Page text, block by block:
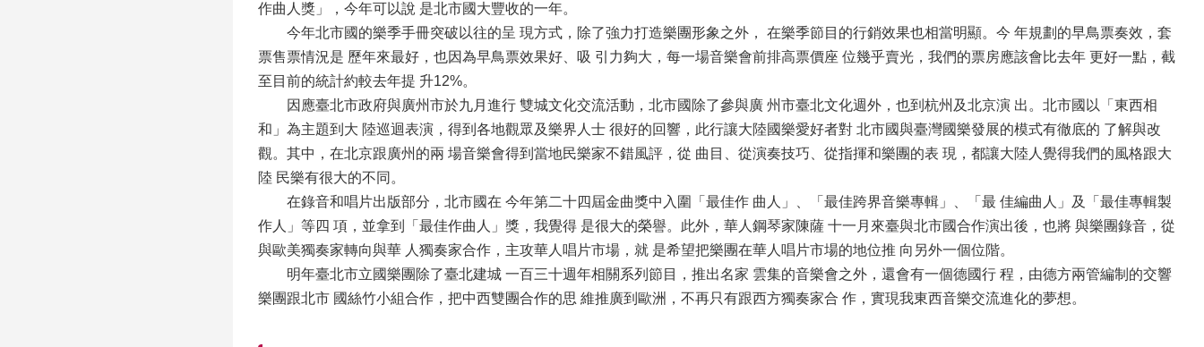
作曲人獎」，今年可以說 是北市國大豐收的一年。
今年北市國的樂季手冊突破以往的呈 現方式，除了強力打造樂團形象之外， 在樂季節目的行銷效果也相當明顯。今 年規劃的早鳥票奏效，套
票售票情況是 歷年來最好，也因為早鳥票效果好、吸 引力夠大，每一場音樂會前排高票價座 位幾乎賣光，我們的票房應該會比去年 更好一點，截
至目前的統計約較去年提 升12%。
因應臺北市政府與廣州市於九月進行 雙城文化交流活動，北市國除了參與廣 州市臺北文化週外，也到杭州及北京演 出。北市國以「東西相
和」為主題到大 陸巡迴表演，得到各地觀眾及樂界人士 很好的回響，此行讓大陸國樂愛好者對 北市國與臺灣國樂發展的模式有徹底的 了解與改
觀。其中，在北京跟廣州的兩 場音樂會得到當地民樂家不錯風評，從 曲目、從演奏技巧、從指揮和樂團的表 現，都讓大陸人覺得我們的風格跟大
陸 民樂有很大的不同。
在錄音和唱片出版部分，北市國在 今年第二十四屆金曲獎中入圍「最佳作 曲人」、「最佳跨界音樂專輯」、「最 佳編曲人」及「最佳專輯製
作人」等四 項，並拿到「最佳作曲人」獎，我覺得 是很大的榮譽。此外，華人鋼琴家陳薩 十一月來臺與北市國合作演出後，也將 與樂團錄音，從
與歐美獨奏家轉向與華 人獨奏家合作，主攻華人唱片市場，就 是希望把樂團在華人唱片市場的地位推 向另外一個位階。
明年臺北市立國樂團除了臺北建城 一百三十週年相關系列節目，推出名家 雲集的音樂會之外，還會有一個德國行 程，由德方兩管編制的交響
樂團跟北市 國絲竹小組合作，把中西雙團合作的思 維推廣到歐洲，不再只有跟西方獨奏家合 作，實現我東西音樂交流進化的夢想。